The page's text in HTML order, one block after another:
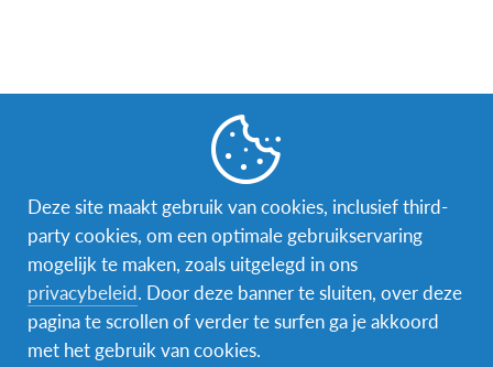
FacebookInstagramMessenger
Secundaire
Navigatie
Naar het buitenland
Deze site maakt gebruik van cookies, inclusief third-
party cookies, om een optimale gebruikservaring
mogelijk te maken, zoals uitgelegd in ons
privacybeleid. Door deze banner te sluiten, over deze
pagina te scrollen of verder te surfen ga je akkoord
met het gebruik van cookies.